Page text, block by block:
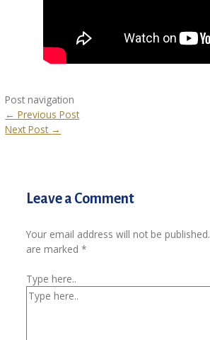
Post navigation
← Previous Post
Next Post →
Leave a Comment
Your email address will not be published.
are marked *
Type here..